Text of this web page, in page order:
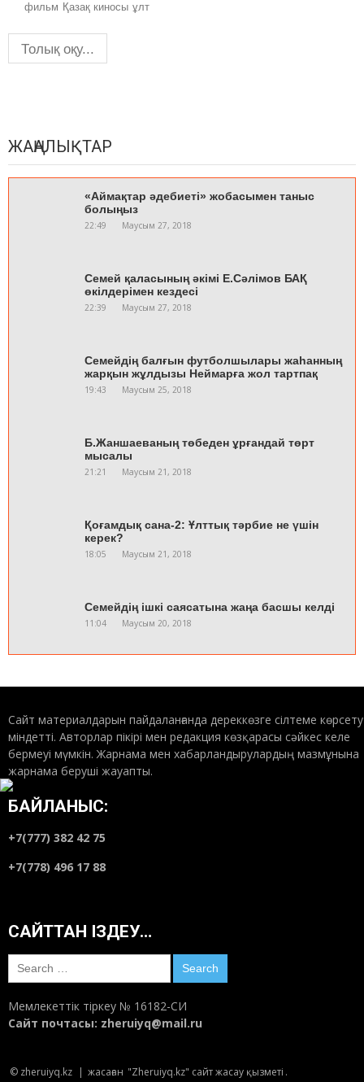
фильм Қазақ киносы ұлт
Толық оқу...
ЖАҢАЛЫҚТАР
«Аймақтар әдебиеті» жобасымен таныс
болыңыз
22:49 Маусым 27, 2018
Семей қаласының әкімі Е.Сәлімов БАҚ
өкілдерімен кездесі
22:39 Маусым 27, 2018
Семейдің балғын футболшылары жаһанның
жарқын жұлдызы Неймарға жол тартпақ
19:43 Маусым 25, 2018
Б.Жаншаеваның төбеден ұрғандай төрт
мысалы
21:21 Маусым 21, 2018
Қоғамдық сана-2: Ұлттық тәрбие не үшін
керек?
18:05 Маусым 21, 2018
Семейдің ішкі саясатына жаңа басшы келді
11:04 Маусым 20, 2018
Ақсуатқа алты құрлықтан қонақтар келді
Қоғамдық сана–1: Ұлтсыздану қатері
туралы ой
Ауызашар сөзі “ифтарға” ауыспасын
Маусым 14, 2018
Шәкәрім шежіресі – түп-тамырымыздың
тірегі
Сайт материалдарын пайдаланғанда дереккөзге сілтеме көрсету
міндетті. Авторлар пікірі мен редакция көзқарасы сәйкес келе
бермеуі мүмкін. Жарнама мен хабарландырулардың мазмұнына
жарнама беруші жауапты.
БАЙЛАНЫС:
+7(777) 382 42 75
+7(778) 496 17 88
САЙТТАН ІЗДЕУ…
Search
for:
Мемлекеттік тіркеу № 16182-СИ
Сайт почтасы: zheruiyq@mail.ru
© zheruiyq.kz | жасаған "Zheruiyq.kz" сайт жасау қызметі .